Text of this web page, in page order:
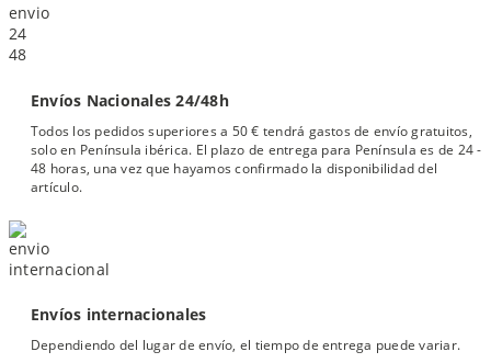
Envíos Nacionales 24/48h
Todos los pedidos superiores a 50 € tendrá gastos de envío gratuitos,
solo en Península ibérica. El plazo de entrega para Península es de 24 -
48 horas, una vez que hayamos confirmado la disponibilidad del
artículo.
Envíos internacionales
Dependiendo del lugar de envío, el tiempo de entrega puede variar.